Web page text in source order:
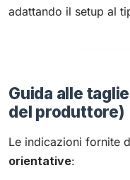
adattando il setup al
Guida alle
del produttore)
Le indicazioni fornite
orientative: